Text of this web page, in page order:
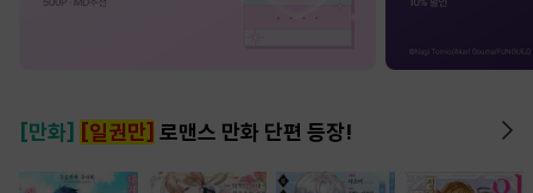
[만화] [일권만] 로맨스 만화 단편 등장!